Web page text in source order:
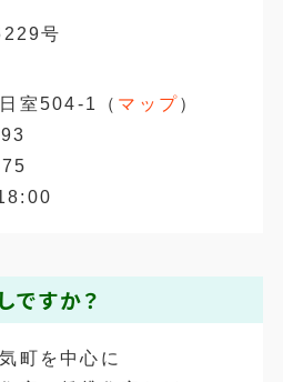
号
室504-1（ マップ）
ですか？
町を中心に